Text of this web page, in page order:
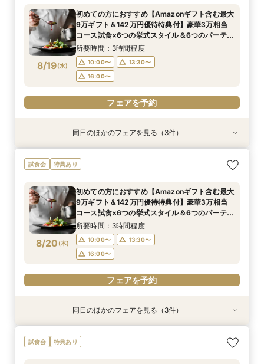
8/17 (月)
所要時間：3時間程度
10:00〜
13:00〜
16:00〜
フェアを予約
8/17 (月)
所要時間：3時間程度
10:00〜
13:00〜
16:00〜
フェアを予約
8/19(水)
初めての方におすすめ【Amazonギフト含む最大
9万ギフト＆142万円優待特典付】豪華3万相当
コース試食×6つの挙式スタイル＆6つのパーティ
会場から好みの雰囲気が見つかる♪ まるっと見学
フェア
所要時間：3時間程度
10:00〜
13:30〜
16:00〜
フェアを予約
特典あり
8/19 (水)
100人100通りの結婚式を/ふたりのやりたい！が
見つかる演出なんでも相談会＜来館5万ギフト＆
所要時間：3時間程度
10:00〜
13:00〜
16:00〜
フェアを予約
特典あり
8/19 (水)
＼ペット婚の年間実績兵庫No.1／ペットと会場見
学OK◎安心のサービス＆設備を体感！ペット用
所要時間：3時間程度
10:00〜
13:00〜
16:00〜
フェアを予約
衣装試着 特典あり
8/19 (水)
【平日BIG♦来館最大5万ギフト&142万優待】花
嫁体験*挙式体験＆最新ブランドドレス試着×人
所要時間：3時間程度
10:00〜
13:00〜
16:00〜
フェアを予約
同日のほかのフェアを見る（3件）
試食会 特典あり
8/20 (木)
初めての方におすすめ【Amazonギフト含む最大
9万ギフト＆142万円優待特典付】豪華3万相当
コース試食×6つの挙式スタイル＆6つのパーティ
会場から好みの雰囲気が見つかる♪ まるっと見学
フェア
所要時間：3時間程度
10:00〜
13:30〜
16:00〜
フェアを予約
特典あり
100人100通りの結婚式を/ふたりのやりたい！が
見つかる演出なんでも相談会＜来館5万ギフト＆
特典あり
＼ペット婚の年間実績兵庫No.1／ペットと会場見
学OK◎安心のサービス＆設備を体感！ペット用
衣装試着 特典あり
【平日BIG♦来館最大5万ギフト&142万優待】花
嫁体験*挙式体験＆最新ブランドドレス試着×人
同日のほかのフェアを見る（3件）
試食会 特典あり